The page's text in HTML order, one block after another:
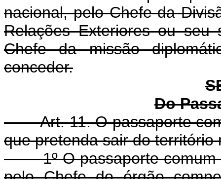
nacional, pelo Chefe da
Relações Exteriores ou
Chefe da missão
conceder.
Do
Art. 11. O passaporte
que pretenda sair do território
1º O passaporte comum